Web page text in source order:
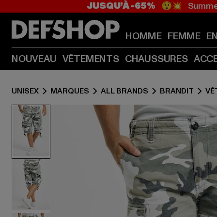
JUSQU’À -65% 😲💥
HOMME FEMME
NOUVEAU VÊTEMENTS CHAUSSURES
UNISEX MARQUES ALL BRANDS BRANDIT